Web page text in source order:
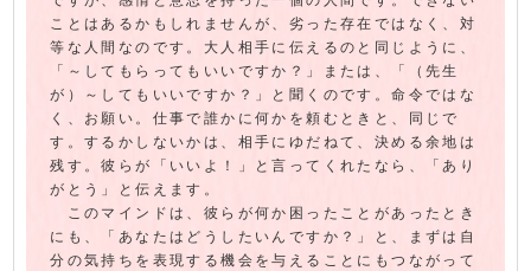
ことはあるかもしれませんが、劣った存在ではなく、対
等な人間なのです。大人相手に伝えるのと同じように、
「～してもらってもいいですか？」または、「（先生
が）～してもいいですか？」と聞くのです。命令ではな
く、お願い。仕事で誰かに何かを頼むときと、同じで
す。するかしないかは、相手にゆだねて、決める余地は
残す。彼らが「いいよ！」と言ってくれたなら、「あり
がとう」と伝えます。
このマインドは、彼らが何か困ったことがあったとき
にも、「あなたはどうしたいんですか？」と、まずは自
分の気持ちを表現する機会を与えることにもつながって